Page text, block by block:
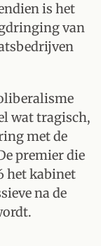
is het
van
wat tragisch,
met de
premier die
het kabinet
na de